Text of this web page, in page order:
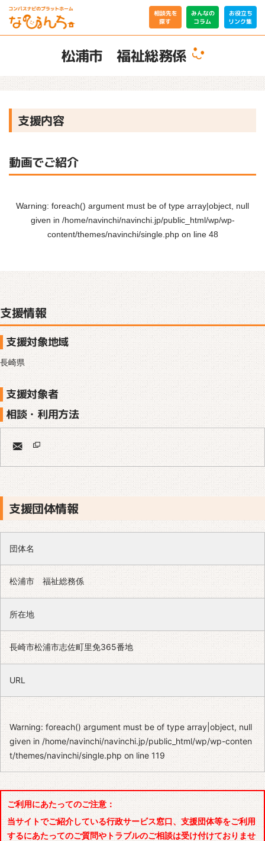
相談先を
探す
みんなの
コラム
お役立ち
リンク集
松浦市 福祉総務係
支援内容
動画でご紹介
Warning: foreach() argument must be of type array|object, null
given in /home/navinchi/navinchi.jp/public_html/wp/wp-
content/themes/navinchi/single.phpon line 48
支援情報
支援対象地域
長崎県
支援対象者
相談・利用方法
支援団体情報
団体名
松浦市 福祉総務係
所在地
長崎市松浦市志佐町里免365番地
URL
Warning: foreach() argument must be of type array|object, null
given in/home/navinchi/navinchi.jp/public_html/wp/wp-conten
t/themes/navinchi/single.php on line119
ご利用にあたってのご注意：
当サイトでご紹介している行政サービス窓口、支援団体等をご利用
するにあたってのご質問やトラブルのご相談は受け付けておりませ